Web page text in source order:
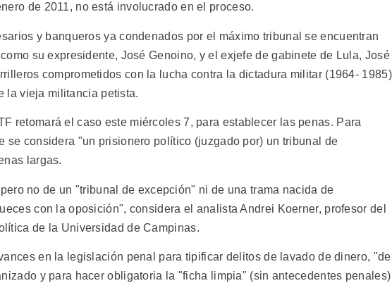
de 2011, no está involucrado en el proceso.
y banqueros ya condenados por el máximo tribunal se encuentran
su expresidente, José Genoino, y el exjefe de gabinete de Lula, José
comprometidos con la lucha contra la dictadura militar (1964- 1985)
la vieja militancia petista.
retomará el caso este miércoles 7, para establecer las penas. Para
se considera "un prisionero político (juzgado por) un tribunal de
largas.
no de un "tribunal de excepción" ni de una trama nacida de
con la oposición", considera el analista Andrei Koerner, profesor del
de la Universidad de Campinas.
en la legislación penal para tipificar delitos de lavado de dinero, "de
y para hacer obligatoria la "ficha limpia" (sin antecedentes penales)